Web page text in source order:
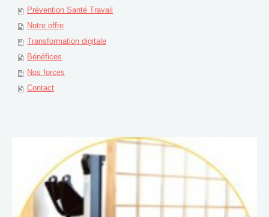
Prévention Santé Travail
Notre offre
Transformation digitale
Bénéfices
Nos forces
Contact